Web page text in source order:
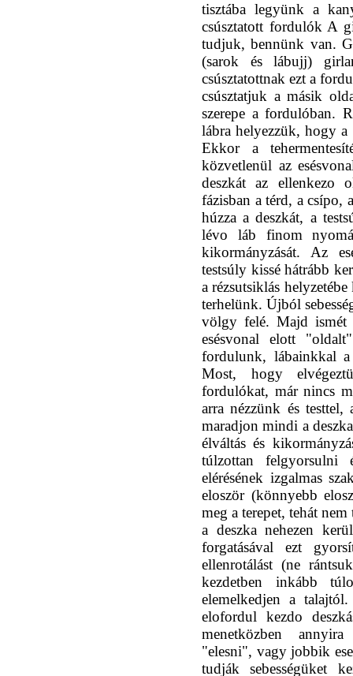
tisztába legyünk a
csúsztatott fordulók A
tudjuk, bennünk van.
(sarok és lábujj)
csúsztatottnak ezt a
csúsztatjuk a másik
szerepe a fordulóban.
lábra helyezzük, hogy a
Ekkor a
közvetlenül az
deszkát az ellenkezo
fázisban a térd, a csípo,
húzza a deszkát, a
lévo láb finom
kikormányzását. Az
testsúly kissé hátrább
a rézsutsiklás
terhelünk. Újból
völgy felé. Majd ismét
esésvonal elott
fordulunk, lábainkkal
Most, hogy
fordulókat, már nincs
arra nézzünk és
maradjon mindi a
élváltás és
túlzottan felgyorsulni
elérésének izgalmas
eloször (könnyebb
meg a terepet, tehát
a deszka nehezen
forgatásával ezt
ellenrotálást (ne
kezdetben inkább
elemelkedjen a talajtól.
elofordul kezdo
menetközben
"elesni", vagy jobbik
tudják sebességüket